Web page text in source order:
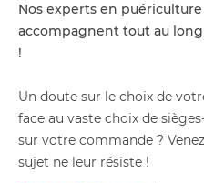
Nos experts en
accompagnent tout au
!
Un doute sur le choix de
face au vaste choix de
sur votre commande ?
sujet ne leur résiste !